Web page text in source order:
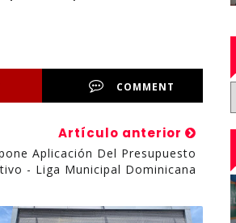
COMMENT
Artículo anterior
Aplicación Del Presupuesto
- Liga Municipal Dominicana